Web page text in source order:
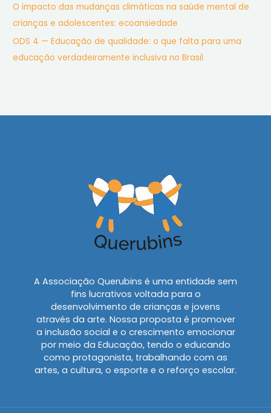
O impacto das mudanças climáticas na saúde mental de
crianças e adolescentes: ecoansiedade
ODS 4 — Educação de qualidade: o que falta para uma
educação verdadeiramente inclusiva no Brasil
A Associação Querubins é uma entidade sem
fins lucrativos voltada para o
desenvolvimento de crianças e jovens
através da arte. Nossa proposta é promover
a inclusão social e o crescimento emocionar
por meio da Educação, tendo o educando
como protagonista, trabalhando com as
artes, a cultura, o esporte e o reforço escolar.